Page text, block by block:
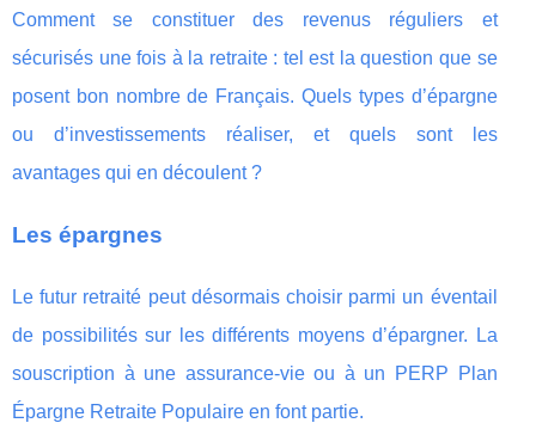
Comment se constituer des revenus réguliers et
sécurisés une fois à la retraite : tel est la question que se
posent bon nombre de Français. Quels types d’épargne
ou d’investissements réaliser, et quels sont les
avantages qui en découlent ?
Les épargnes
Le futur retraité peut désormais choisir parmi un éventail
de possibilités sur les différents moyens d’épargner. La
souscription à une assurance-vie ou à un PERP Plan
Épargne Retraite Populaire en font partie.